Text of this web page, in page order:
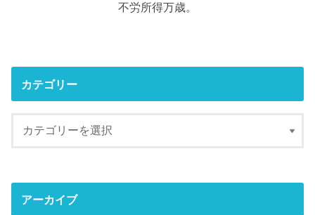
不労所得万歳。
カテゴリー
アーカイブ